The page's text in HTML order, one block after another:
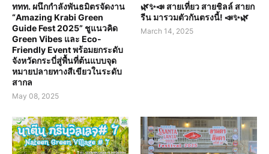
ททท. ผนึกกำลังพันธมิตรจัดงาน
“Amazing Krabi Green
Guide Fest 2025” ชูแนวคิด
Green Vibes และ Eco-
Friendly Event พร้อมยกระดับ
จังหวัดกระบี่สู่พื้นที่ต้นแบบจุด
หมายปลายทางสีเขียวในระดับ
สากล
May 08, 2025
🌿✨📣 สายเที่ยว สายชิลล์ สายก
รีน มารวมตัวกันตรงนี้! 📣✨🌿
March 14, 2025